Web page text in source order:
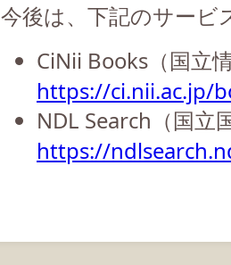
今後は、下記のサービ
CiNii Books（国立
https://ci.nii.ac.jp/
NDL Search（国立
https://